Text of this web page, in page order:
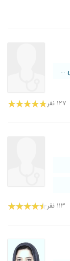
جراح و متخصص چشم ، فلوشیپ چشم پزشکی ک...
۱۲۷ نفر
۱۱۳ نفر